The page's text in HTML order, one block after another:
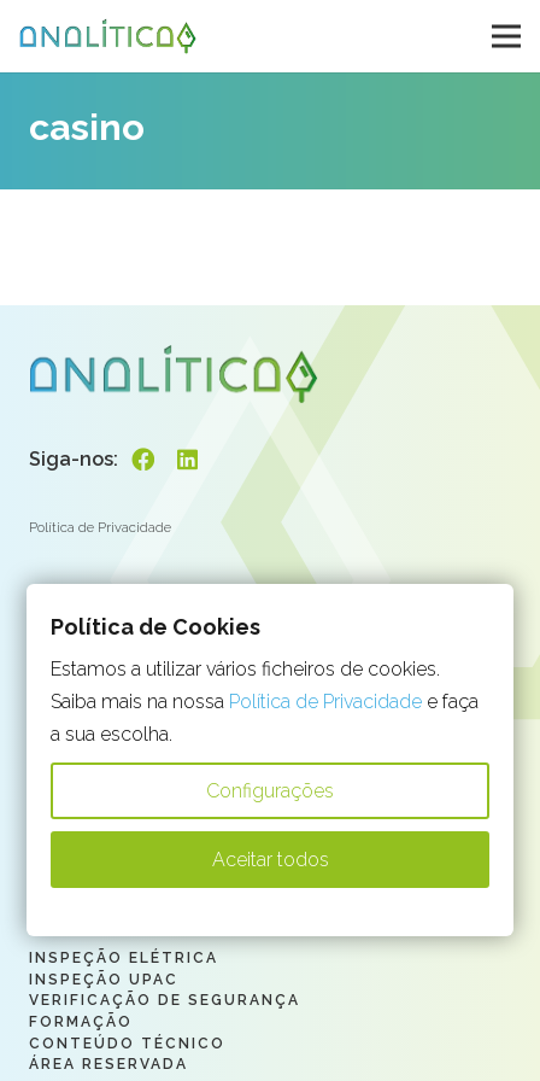
casino
Siga-nos:
Política de Privacidade
MORADA
2825-182 Almada
919 503 653
(Chamada para a rede móvel nacional)
(Chamada para a rede fixa nacional)
INSPEÇÃO ELÉTRICA
INSPEÇÃO UPAC
VERIFICAÇÃO DE SEGURANÇA
FORMAÇÃO
CONTEÚDO TÉCNICO
ÁREA RESERVADA
Política de Cookies
Estamos a utilizar vários ficheiros de cookies.
Saiba mais na nossa Política de Privacidade e faça
a sua escolha.
Configurações
Aceitar todos